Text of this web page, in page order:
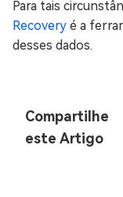
Para tais
Recovery é a
desses dados.
Compartilhe
este Artigo